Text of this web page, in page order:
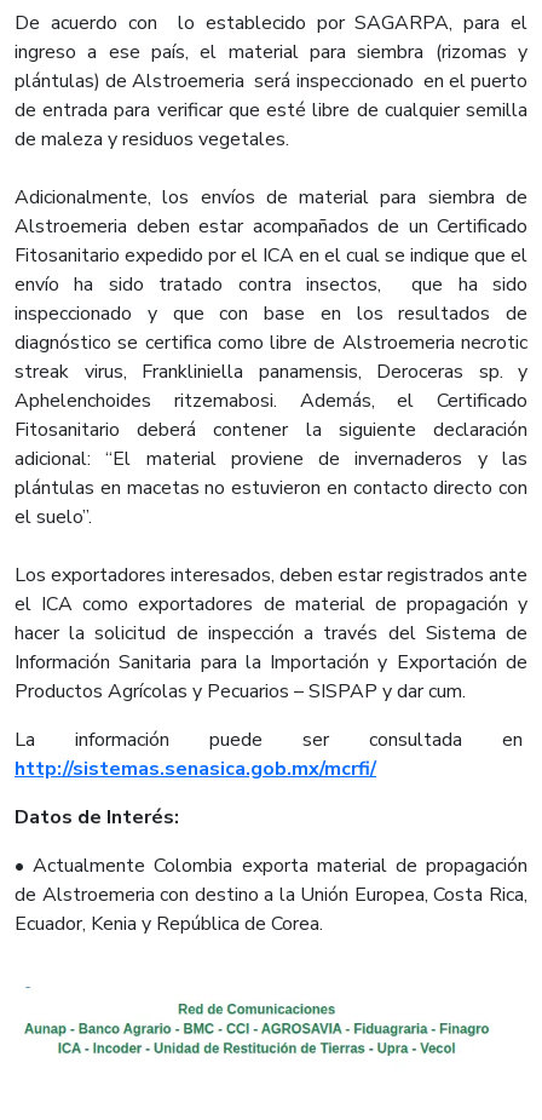
De acuerdo con lo establecido por SAGARPA, para el
ingreso a ese país, el material para siembra (rizomas y
plántulas) de Alstroemeria será inspeccionado en el puerto
de entrada para verificar que esté libre de cualquier semilla
de maleza y residuos vegetales.
Adicionalmente, los envíos de material para siembra de
Alstroemeria deben estar acompañados de un Certificado
Fitosanitario expedido por el ICA en el cual se indique que el
envío ha sido tratado contra insectos, que ha sido
inspeccionado y que con base en los resultados de
diagnóstico se certifica como libre de Alstroemeria necrotic
streak virus, Frankliniella panamensis, Deroceras sp. y
Aphelenchoides ritzemabosi. Además, el Certificado
Fitosanitario deberá contener la siguiente declaración
adicional: “El material proviene de invernaderos y las
plántulas en macetas no estuvieron en contacto directo con
el suelo”.
Los exportadores interesados, deben estar registrados ante
el ICA como exportadores de material de propagación y
hacer la solicitud de inspección a través del Sistema de
Información Sanitaria para la Importación y Exportación de
Productos Agrícolas y Pecuarios – SISPAP y dar cum.
La información puede ser consultada en
http://sistemas.senasica.gob.mx/mcrfi/
Datos de Interés:
• Actualmente Colombia exporta material de propagación
de Alstroemeria con destino a la Unión Europea, Costa Rica,
Ecuador, Kenia y República de Corea.